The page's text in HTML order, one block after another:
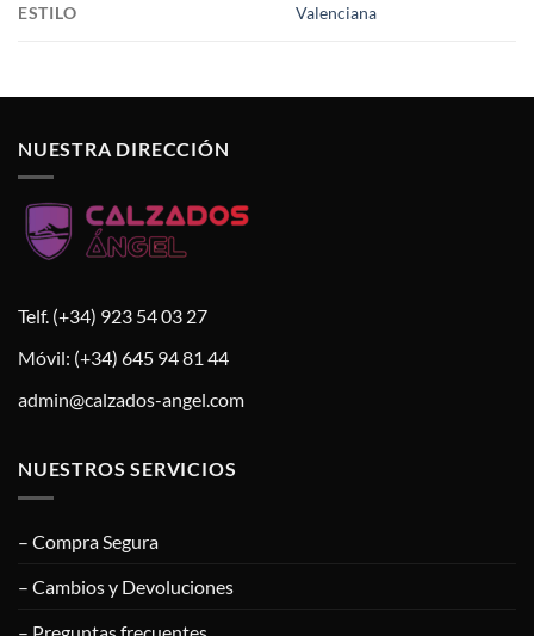
ESTILO Valenciana
NUESTRA DIRECCIÓN
Telf. (+34) 923 54 03 27
Móvil: (+34) 645 94 81 44
admin@calzados-angel.com
NUESTROS SERVICIOS
– Compra Segura
– Cambios y Devoluciones
– Preguntas frecuentes